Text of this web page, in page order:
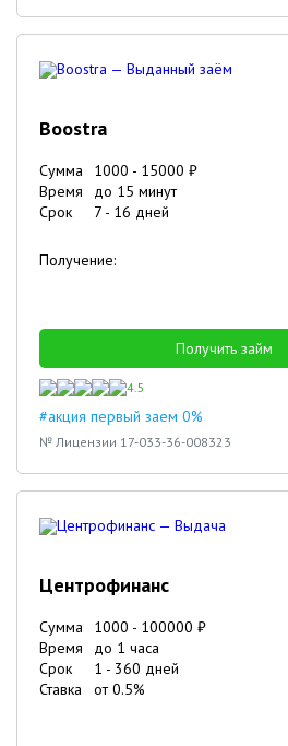
Boostra
Сумма 1000 - 15000 ₽
Время
до 15 минут
Срок
7 - 16 дней
Получение:
Получить займ
4.5
#акция первый заем 0%
№ Лицензии 17-033-36-008323
Центрофинанс
Сумма 1000 - 100000 ₽
Время
до 1 часа
Срок
1 - 360 дней
Ставка
от0.5%